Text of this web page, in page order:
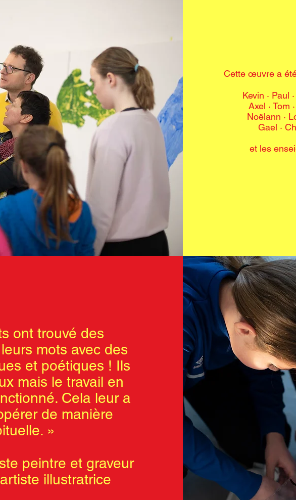
Cette œuvre a
Kevin · Paul
Axel · Tom
Noëlann ·
Gael ·
et les
ont trouvé des
mots avec des
et poétiques ! Ils
mais le travail en
Cela leur a
de manière
»
peintre et graveur
illustratrice